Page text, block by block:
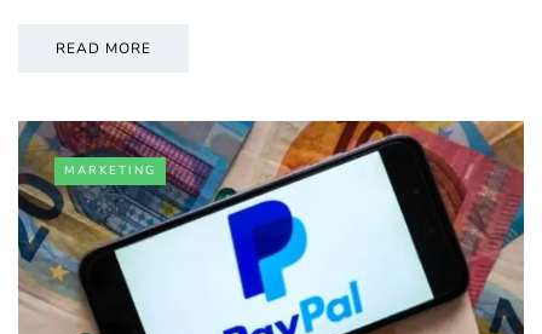
READ MORE
MARKETING